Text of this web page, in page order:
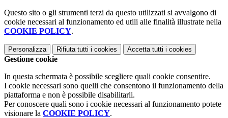
Questo sito o gli strumenti terzi da questo utilizzati si avvalgono di
cookie necessari al funzionamento ed utili alle finalità illustrate nella
COOKIE POLICY.
Personalizza Rifiuta tutti i cookies Accetta tutti i cookies
Gestione cookie
In questa schermata è possibile scegliere quali cookie consentire.
I cookie necessari sono quelli che consentono il funzionamento della
piattaforma e non è possibile disabilitarli.
Per conoscere quali sono i cookie necessari al funzionamento potete
visionare la COOKIE POLICY.